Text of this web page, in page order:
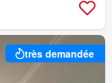
très demandée